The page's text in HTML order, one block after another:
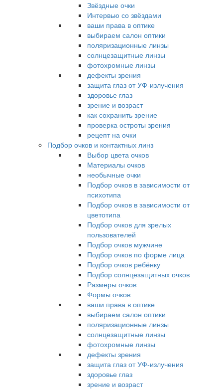
Звёздные очки
Интервью со звёздами
ваши права в оптике
выбираем салон оптики
поляризационные линзы
солнцезащитные линзы
фотохромные линзы
дефекты зрения
защита глаз от УФ-излучения
здоровье глаз
зрение и возраст
как сохранить зрение
проверка остроты зрения
рецепт на очки
Подбор очков и контактных линз
Выбор цвета очков
Материалы очков
необычные очки
Подбор очков в зависимости от
психотипа
Подбор очков в зависимости от
цветотипа
Подбор очков для зрелых
пользователей
Подбор очков мужчине
Подбор очков по форме лица
Подбор очков ребёнку
Подбор солнцезащитных очков
Размеры очков
Формы очков
ваши права в оптике
выбираем салон оптики
поляризационные линзы
солнцезащитные линзы
фотохромные линзы
дефекты зрения
защита глаз от УФ-излучения
здоровье глаз
зрение и возраст